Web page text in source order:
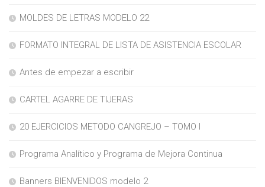
MOLDES DE LETRAS MODELO 22
FORMATO INTEGRAL DE LISTA DE ASISTENCIA ESCOLAR
Antes de empezar a escribir
CARTEL AGARRE DE TIJERAS
20 EJERCICIOS METODO CANGREJO – TOMO I
Programa Analítico y Programa de Mejora Continua
Banners BIENVENIDOS modelo 2